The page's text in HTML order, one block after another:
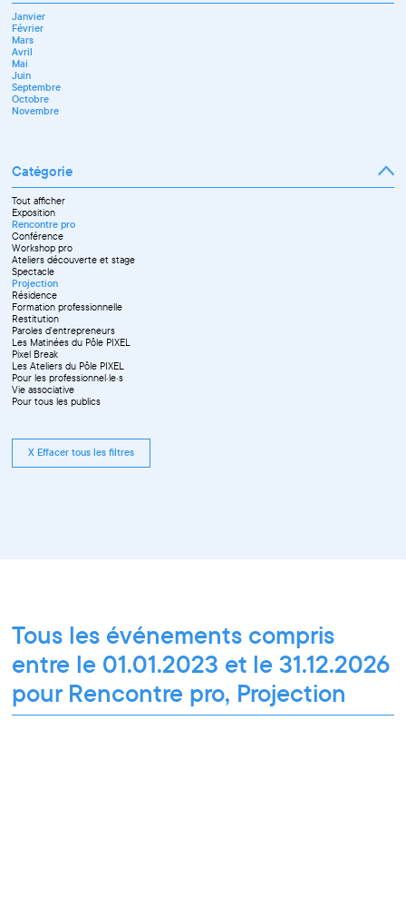
Juin
Juillet
Septembre
Novembre
Décembre
Mars
Avril
Mai
Juin
Juillet
Septembre
Octobre
Novembre
Décembre
Janvier
Février
Mars
Avril
Mai
Juin
Septembre
Octobre
Novembre
Catégorie
Tout afficher
Exposition
Rencontre pro
Conférence
Workshop pro
Ateliers découverte et stage
Spectacle
Projection
Résidence
Formation professionnelle
Restitution
Paroles d'entrepreneurs
Les Matinées du Pôle PIXEL
Pixel Break
Les Ateliers du Pôle PIXEL
Pour les professionnel·le·s
Vie associative
Pour tous les publics
X Effacer tous les filtres
Tous les événements compris
entre le 01.01.2023 et le 31.12.2026
pour Rencontre pro, Projection